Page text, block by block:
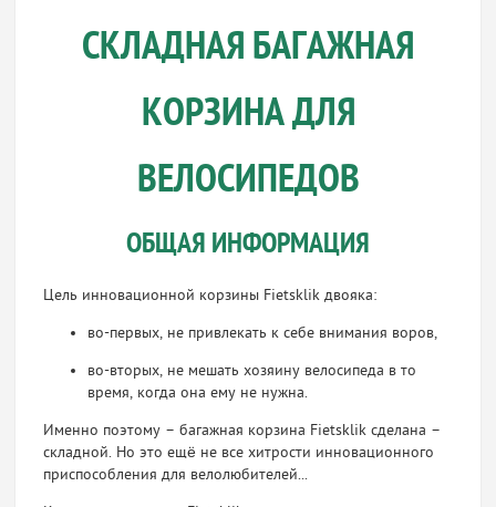
СКЛАДНАЯ БАГАЖНАЯ
КОРЗИНА ДЛЯ
ВЕЛОСИПЕДОВ
ОБЩАЯ ИНФОРМАЦИЯ
Цель инновационной корзины Fietsklik двояка:
во-первых, не привлекать к себе внимания воров,
во-вторых, не мешать хозяину велосипеда в то
время, когда она ему не нужна.
Именно поэтому – багажная корзина Fietsklik сделана –
складной. Но это ещё не все хитрости инновационного
приспособления для велолюбителей...